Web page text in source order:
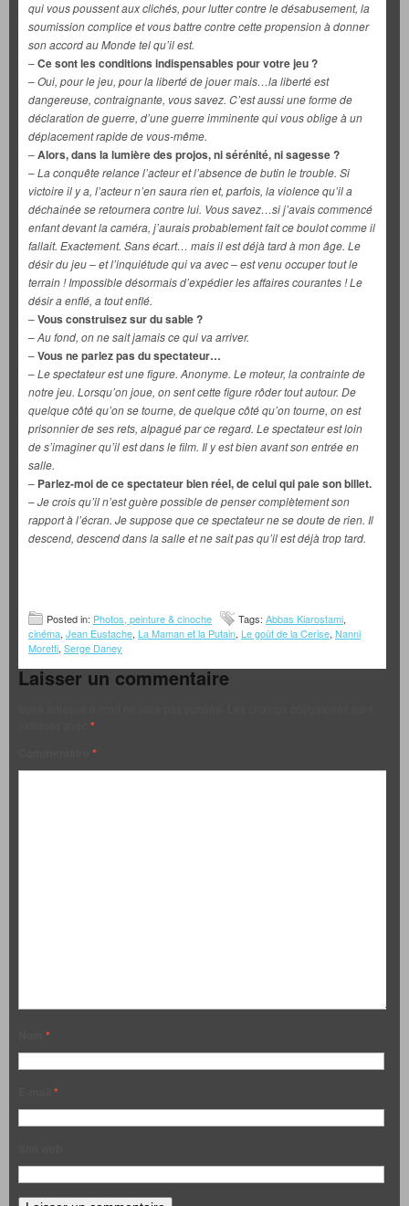
qui vous poussent aux clichés, pour lutter contre le désabusement, la
soumission complice et vous battre contre cette propension à donner
son accord au Monde tel qu’il est.
–Ce sont les conditions indispensables pour votre jeu ?
–Oui, pour le jeu, pour la liberté de jouer mais…la liberté est
dangereuse, contraignante, vous savez. C’est aussi une forme de
déclaration de guerre, d’une guerre imminente qui vous oblige à un
déplacement rapide de vous-même.
–Alors, dans la lumière des projos, ni sérénité, ni sagesse ?
–La conquête relance l’acteur et l’absence de butin le trouble. Si
victoire il y a, l’acteur n’en saura rien et, parfois, la violence qu’il a
déchaînée se retournera contre lui. Vous savez…si j’avais commencé
enfant devant la caméra, j’aurais probablement fait ce boulot comme il
fallait. Exactement. Sans écart… mais il est déjà tard à mon âge. Le
désir du jeu – et l’inquiétude qui va avec – est venu occuper tout le
terrain ! Impossible désormais d’expédier les affaires courantes ! Le
désir a enflé, a tout enflé.
–Vous construisez sur du sable ?
–Au fond, on ne sait jamais ce qui va arriver.
–Vous ne parlez pas du spectateur…
–Le spectateur est une figure. Anonyme. Le moteur, la contrainte de
notre jeu. Lorsqu’on joue, on sent cette figure rôder tout autour. De
quelque côté qu’on se tourne, de quelque côté qu’on tourne, on est
prisonnier de ses rets, alpagué par ce regard. Le spectateur est loin
de s’imaginer qu’il est dans le film. Il y est bien avant son entrée en
salle.
– Parlez-moi de ce spectateur bien réel, de celui qui paie son billet.
–Je crois qu’il n’est guère possible de penser complètement son
rapport à l’écran. Je suppose que ce spectateur ne se doute de rien. Il
descend, descend dans la salle et ne sait pas qu’il est déjà trop tard.
Posted in: Photos, peinture & cinoche Tags: Abbas Kiarostami,
cinéma, Jean Eustache, La Maman et la Putain, Le goût de la Cerise, Nanni
Moretti, Serge Daney
Laisser un commentaire
*
*
*
*